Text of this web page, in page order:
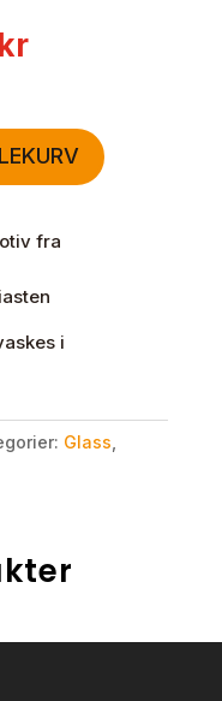
krNåværende
135.20 kr.
fra
i
Glass